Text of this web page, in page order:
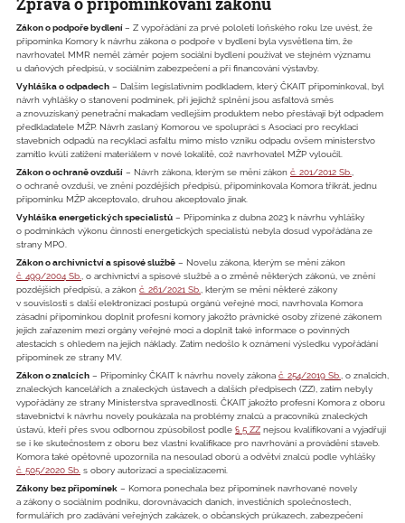
Zpráva o připomínkování zákonů
Zákon o podpoře bydlení– Z vypořádání za prvé pololetí loňského roku lze uvést, že
připomínka Komory k návrhu zákona o podpoře v bydlení byla vysvětlena tím, že
navrhovatel MMR neměl záměr pojem sociální bydlení používat ve stejném významu
u daňových předpisů, v sociálním zabezpečení a při financování výstavby.
Vyhláška o odpadech – Dalším legislativním podkladem, který ČKAIT připomínkoval, byl
návrh vyhlášky o stanovení podmínek, při jejichž splnění jsou asfaltová směs
a znovuzískaný penetrační makadam vedlejším produktem nebo přestávají být odpadem
předkladatele MŽP. Návrh zaslaný Komorou ve spolupráci s Asociací pro recyklaci
stavebních odpadů na recyklaci asfaltu mimo místo vzniku odpadu ovšem ministerstvo
zamítlo kvůli zatížení materiálem v nové lokalitě, což navrhovatel MŽP vyloučil.
Zákon o ochraně ovzduší – Návrh zákona, kterým se mění zákon č. 201/2012 Sb.
o ochraně ovzduší, ve znění pozdějších předpisů, připomínkovala Komora třikrát, jednu
připomínku MŽP akceptovalo, druhou akceptovalo jinak.
Vyhláška energetických specialistů – Připomínka z dubna 2023 k návrhu vyhlášky
o podmínkách výkonu činností energetických specialistů nebyla dosud vypořádána ze
strany MPO.
Zákon o archivnictví a spisové službě – Novelu zákona, kterým se mění zákon
č. 499/2004 Sb.
, o archivnictví a spisové službě a o změně některých zákonů, ve znění
pozdějších předpisů, a zákon č. 261/2021 Sb.
, kterým se mění některé zákony
v souvislosti s další elektronizací postupů orgánů veřejné moci, navrhovala Komora
zásadní připomínkou doplnit profesní komory jakožto právnické osoby zřízené zákonem
jejich zařazením mezi orgány veřejné moci a doplnit také informace o povinných
atestacích s ohledem na jejich náklady. Zatím nedošlo k oznámení výsledku vypořádání
připomínek ze strany MV.
Zákon o znalcích – Připomínky ČKAIT k návrhu novely zákona č. 254/2019 Sb.
, o znalcích,
znaleckých kancelářích a znaleckých ústavech a dalších předpisech (ZZ), zatím nebyly
vypořádány ze strany Ministerstva spravedlnosti. ČKAIT jakožto profesní Komora z oboru
stavebnictví k návrhu novely poukázala na problémy znalců a pracovníků znaleckých
ústavů, kteří přes svou odbornou způsobilost podle § 5 ZZ nejsou kvalifikovaní a vyjadřují
se i ke skutečnostem z oboru bez vlastní kvalifikace pro navrhování a provádění staveb.
Komora také opětovně upozornila na nesoulad oborů a odvětví znalců podle vyhlášky
č. 505/2020 Sb. s obory autorizací a specializacemi.
Zákony bez připomínek – Komora ponechala bez připomínek navrhované novely
a zákony o sociálním podniku, dorovnávacích daních, investičních společnostech,
formulářích pro zadávání veřejných zakázek, o občanských průkazech, zabezpečení